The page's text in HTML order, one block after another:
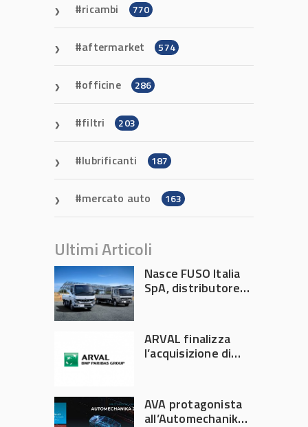
ricambi 770
aftermarket 574
officine 286
filtri 203
lubrificanti 187
mercato auto 163
Ultimi Articoli
Nasce FUSO Italia
SpA, distributore
ARVAL finalizza
l’acquisizione di
AVA protagonista
all’Automechanika